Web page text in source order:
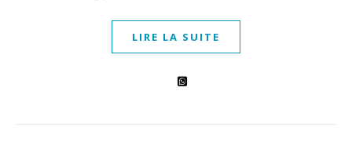
LIRE LA SUITE